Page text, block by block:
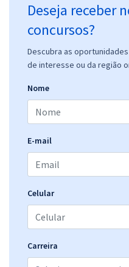
Deseja receber
concursos?
Descubra as
de interesse ou da região
Nome
E-mail
Celular
Carreira